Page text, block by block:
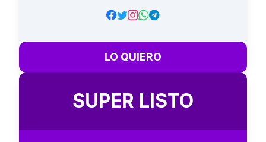
LO QUIERO
SUPER LISTO